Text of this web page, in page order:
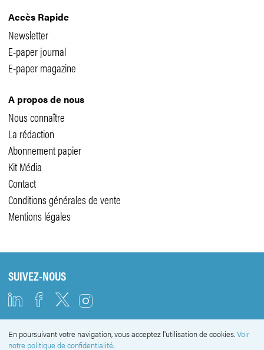
Accès Rapide
Newsletter
E-paper journal
E-paper magazine
A propos de nous
Nous connaître
La rédaction
Abonnement papier
Kit Média
Contact
Conditions générales de vente
Mentions légales
SUIVEZ-NOUS
NEWSLETTER
En poursuivant votre navigation, vous acceptez l'utilisation de cookies.Voir
notre politique de confidentialité.